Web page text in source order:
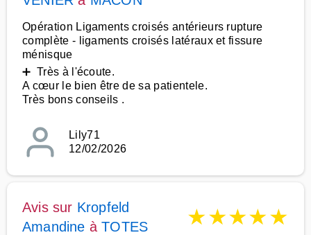
Opération Ligaments croisés antérieurs rupture
complète - ligaments croisés latéraux et fissure
ménisque
➕ Très à l'écoute.
A cœur le bien être de sa patientele.
Très bons conseils .
Lily71
12/02/2026
Avis sur Kropfeld
Amandine àTOTES ★★★★★